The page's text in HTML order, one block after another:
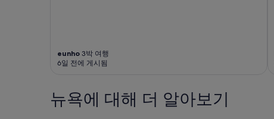
eunho 3박 여행
6일 전에 게시됨
뉴욕에 대해 더 알아보기